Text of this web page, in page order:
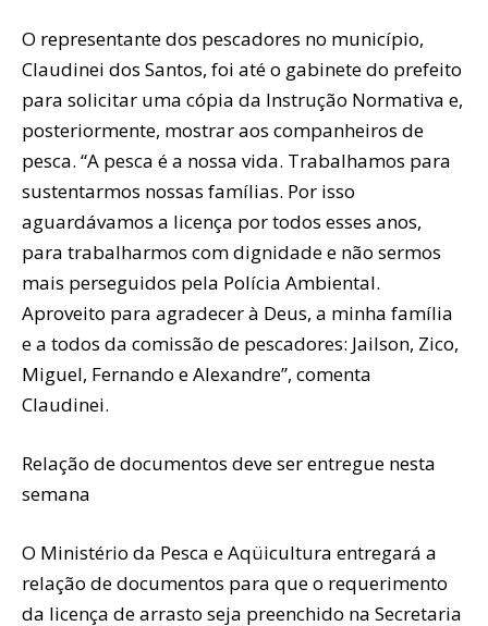
O representante dos pescadores no município,
Claudinei dos Santos, foi até o gabinete do prefeito
para solicitar uma cópia da Instrução Normativa e,
posteriormente, mostrar aos companheiros de
pesca. “A pesca é a nossa vida. Trabalhamos para
sustentarmos nossas famílias. Por isso
aguardávamos a licença por todos esses anos,
para trabalharmos com dignidade e não sermos
mais perseguidos pela Polícia Ambiental.
Aproveito para agradecer à Deus, a minha família
e a todos da comissão de pescadores: Jailson, Zico,
Miguel, Fernando e Alexandre”, comenta
Claudinei.
Relação de documentos deve ser entregue nesta
semana
O Ministério da Pesca e Aqüicultura entregará a
relação de documentos para que o requerimento
da licença de arrasto seja preenchido na Secretaria